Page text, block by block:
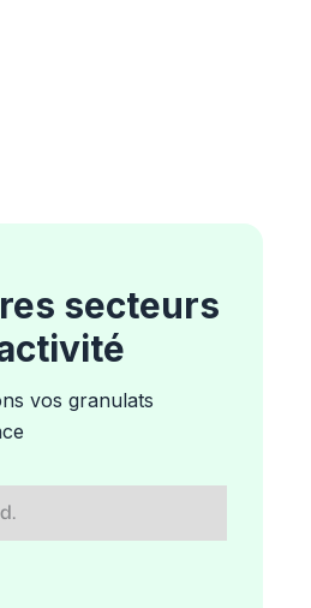
secteurs
vos granulats